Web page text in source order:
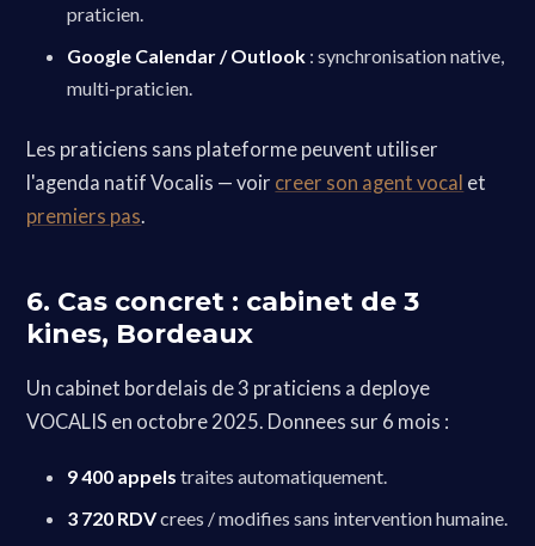
praticien.
Google Calendar / Outlook : synchronisation native,
multi-praticien.
Les praticiens sans plateforme peuvent utiliser
l'agenda natif Vocalis — voir creer son agent vocal et
premiers pas.
6. Cas concret : cabinet de 3
kines, Bordeaux
Un cabinet bordelais de 3 praticiens a deploye
VOCALIS en octobre 2025. Donnees sur 6 mois :
9 400 appels traites automatiquement.
3 720 RDVcrees / modifies sans intervention humaine.